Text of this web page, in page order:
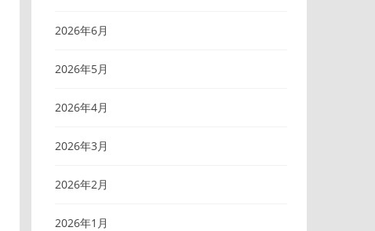
2026年6月
2026年5月
2026年4月
2026年3月
2026年2月
2026年1月